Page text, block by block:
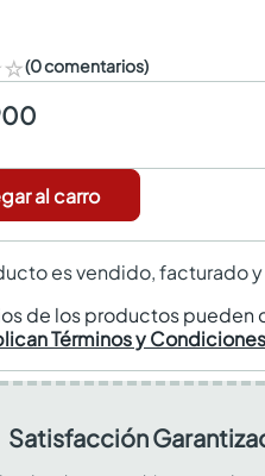
☆(0 comentarios)
al carro
es vendido, facturado
de los productos
Términos y
Satisfacción